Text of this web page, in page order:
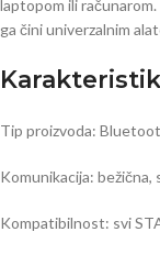
laptopom ili
ga čini univerzalnim
Tip proizvoda:
Komunikacija: bežična,
Kompatibilnost: svi